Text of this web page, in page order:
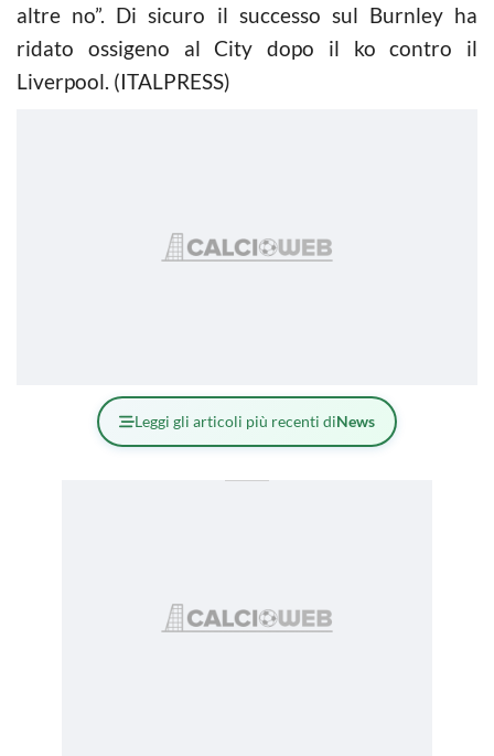
altre no”. Di sicuro il successo sul Burnley ha
ridato ossigeno al City dopo il ko contro il
Liverpool. (ITALPRESS)
Leggi gli articoli più recenti diNews